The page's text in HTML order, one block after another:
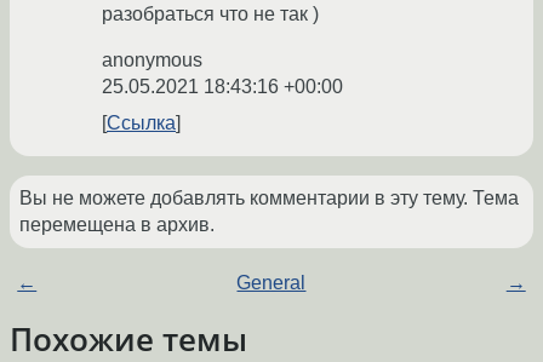
разобраться что не так )
anonymous
25.05.2021 18:43:16 +00:00
Ссылка
Вы не можете добавлять комментарии в эту тему. Тема
перемещена в архив.
← General →
Похожие темы